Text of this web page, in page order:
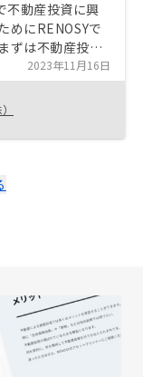
不動産投資に興
めにRENOSYで
ずは不動産投資
手段として検討
2023年11月16日